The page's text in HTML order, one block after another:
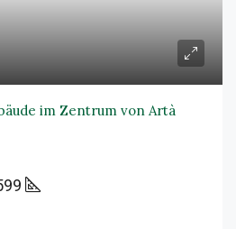
im Zentrum von Artà